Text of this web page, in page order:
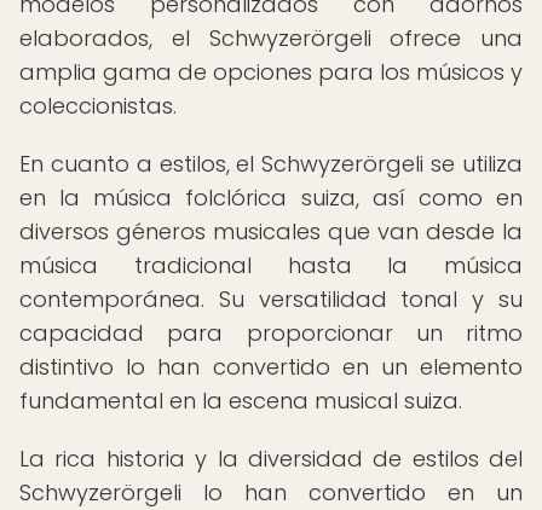
elaborados, el Schwyzerörgeli ofrece una
amplia gama de opciones para los músicos y
coleccionistas.
En cuanto a estilos, el Schwyzerörgeli se utiliza
en la música folclórica suiza, así como en
diversos géneros musicales que van desde la
música tradicional hasta la música
contemporánea. Su versatilidad tonal y su
capacidad para proporcionar un ritmo
distintivo lo han convertido en un elemento
fundamental en la escena musical suiza.
La rica historia y la diversidad de estilos del
Schwyzerörgeli lo han convertido en un